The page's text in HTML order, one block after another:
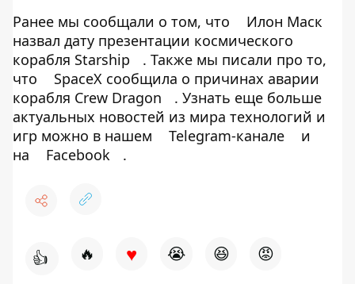
Ранее мы сообщали о том, что
Илон Маск
назвал дату презентации космического
корабля Starship
. Также мы писали про то,
что
SpaceX сообщила о причинах аварии
корабля Crew Dragon
. Узнать еще больше
актуальных новостей из мира технологий и
игр можно в нашем
Telegram-канале
и
на
Facebook .
👍 🔥 ♥ 😭 😆 😡